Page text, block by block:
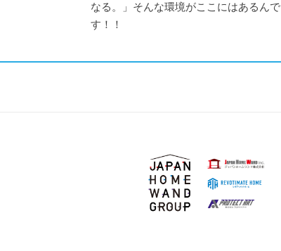
なる。」そんな環境がここにはあるんで
す！！